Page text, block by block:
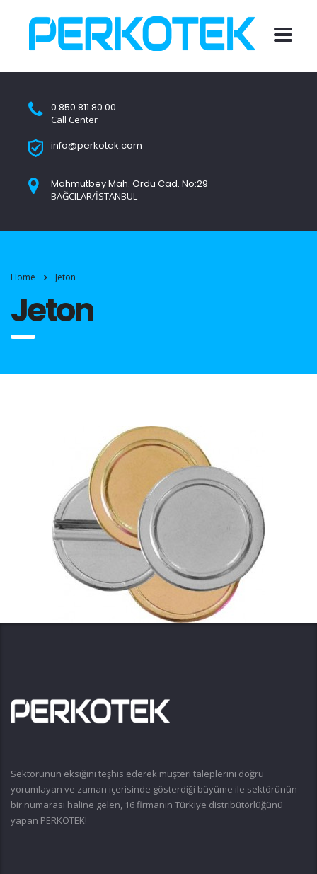
0 850 811 80 00
Call Center
info@perkotek.com
Mahmutbey Mah. Ordu Cad. No:29
BAĞCILAR/İSTANBUL
Home Jeton
Jeton
Sektörünün eksiğini teşhis ederek müşteri taleplerini doğru
yorumlayan ve zaman içerisinde gösterdiği büyüme ile sektörünün
bir numarası haline gelen, 16 firmanın Türkiye distribütörlüğünü
yapan PERKOTEK!